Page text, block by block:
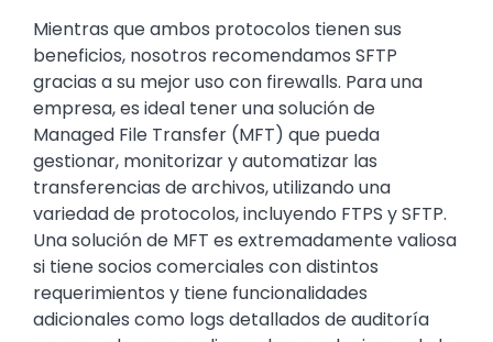
Mientras que ambos protocolos tienen sus
beneficios, nosotros recomendamos SFTP
gracias a su mejor uso con firewalls. Para una
empresa, es ideal tener una solución de
Managed File Transfer (MFT) que pueda
gestionar, monitorizar y automatizar las
transferencias de archivos, utilizando una
variedad de protocolos, incluyendo FTPS y SFTP.
Una solución de MFT es extremadamente valiosa
si tiene socios comerciales con distintos
requerimientos y tiene funcionalidades
adicionales como logs detallados de auditoría